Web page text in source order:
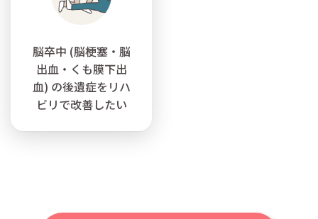
脳卒中 (脳梗塞・脳
出血・くも膜下出
血) の後遺症をリハ
ビリで改善したい